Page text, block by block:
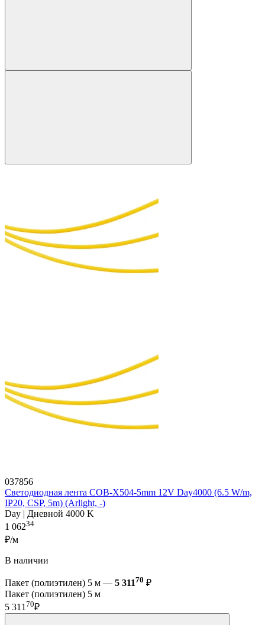
037856
Светодиодная лента COB-X504-5mm 12V Day4000 (6.5 W/m,
IP20, CSP, 5m) (Arlight, -)
Day | Дневной 4000 K
1 06234
₽/м
В наличии
Пакет (полиэтилен) 5 м — 5 31170 ₽
Пакет (полиэтилен) 5 м
5 311 70₽